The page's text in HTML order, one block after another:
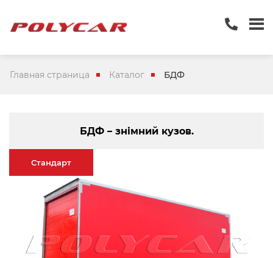
Главная страница Каталог БДФ
БДФ – знімний кузов.
Стандарт